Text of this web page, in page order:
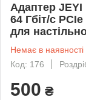
Адаптер JEYI
64 Гбіт/с
для
Немає в наявності
Код: 176
500 ₴